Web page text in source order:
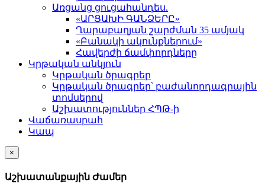
Առցանց ցուցահանդես.
«ԱՐՑԱԽԻ ԳԱՆՁԵՐԸ»
Ղարաբաղյան շարժման 35 ամյակ
«Բանակի ակունքներում»
Հավերժի ճամփորդները
Կրթական անկյուն
Կրթական ծրագրեր
Կրթական ծրագրեր՝ բաժանորդագրային
տոմսերով
Աշխատություններ ՀՊԹ-ի
Վաճառասրահ
Կապ
×
Աշխատանքային Ժամեր